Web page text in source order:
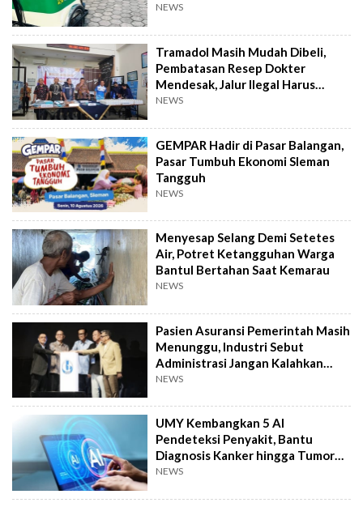
NEWS
Tramadol Masih Mudah Dibeli,
Pembatasan Resep Dokter
Mendesak, Jalur Ilegal Harus
Distop
NEWS
GEMPAR Hadir di Pasar Balangan,
Pasar Tumbuh Ekonomi Sleman
Tangguh
NEWS
Menyesap Selang Demi Setetes
Air, Potret Ketangguhan Warga
Bantul Bertahan Saat Kemarau
NEWS
Pasien Asuransi Pemerintah Masih
Menunggu, Industri Sebut
Administrasi Jangan Kalahkan
Kemanusiaan
NEWS
UMY Kembangkan 5 AI
Pendeteksi Penyakit, Bantu
Diagnosis Kanker hingga Tumor
Otak Lebih Cepat
NEWS